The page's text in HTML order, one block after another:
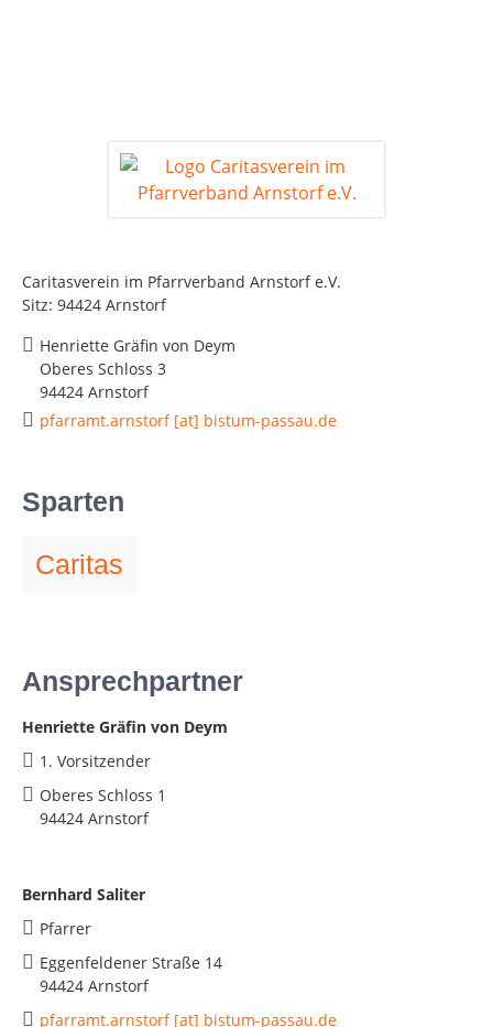
Caritasverein im Pfarrverband Arnstorf e.V.
Sitz: 94424 Arnstorf
Henriette Gräfin von Deym
Oberes Schloss 3
94424 Arnstorf
pfarramt.arnstorf [at] bistum-passau.de
Sparten
Caritas
Ansprechpartner
Henriette Gräfin von Deym
1. Vorsitzender
Oberes Schloss 1
94424 Arnstorf
Bernhard Saliter
Pfarrer
Eggenfeldener Straße 14
94424 Arnstorf
pfarramt.arnstorf [at] bistum-passau.de